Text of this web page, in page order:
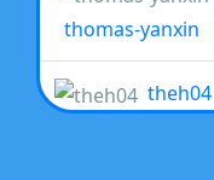
thomas-yanxin
theh04